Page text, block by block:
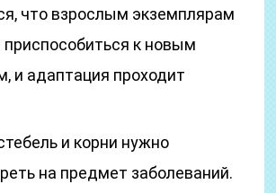
что взрослым экземплярам
к новым
и адаптация проходит
и корни нужно
на предмет заболеваний.